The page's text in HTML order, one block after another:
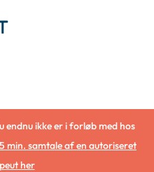
endnu ikke er i forløb med hos
min. samtale af en autoriseret
her